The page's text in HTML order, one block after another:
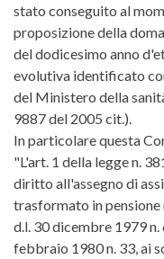
stato conseguito al
proposizione della
del dodicesimo anno
evolutiva identificato
del Ministero della
9887 del 2005 cit.).
In particolare questa
"L'art. 1 della legge n.
diritto all'assegno di
trasformato in
d.l. 30 dicembre 1979
febbraio 1980 n. 33, ai